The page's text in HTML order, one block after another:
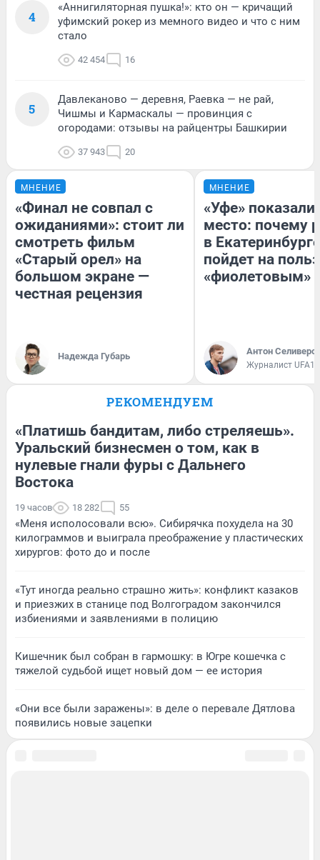
4
«Аннигиляторная пушка!»: кто он — кричащий
уфимский рокер из мемного видео и что с ним
стало
42 454 16
5
Давлеканово — деревня, Раевка — не рай,
Чишмы и Кармаскалы — провинция с
огородами: отзывы на райцентры Башкирии
37 943 20
МНЕНИЕ
«Финал не совпал с
ожиданиями»: стоит ли
смотреть фильм
«Старый орел» на
большом экране —
честная рецензия
Надежда Губарь
МНЕНИЕ
«Уфе» показали
место: почему
в Екатеринбурге
пойдет на
«фиолетовым»
Антон
Журналист
РЕКОМЕНДУЕМ
«Платишь бандитам, либо стреляешь».
Уральский бизнесмен о том, как в
нулевые гнали фуры с Дальнего
Востока
19 часов 18 282 55
«Меня исполосовали всю». Сибирячка похудела на 30
килограммов и выиграла преображение у пластических
хирургов: фото до и после
«Тут иногда реально страшно жить»: конфликт казаков
и приезжих в станице под Волгоградом закончился
избиениями и заявлениями в полицию
Кишечник был собран в гармошку: в Югре кошечка с
тяжелой судьбой ищет новый дом — ее история
«Они все были заражены»: в деле о перевале Дятлова
появились новые зацепки